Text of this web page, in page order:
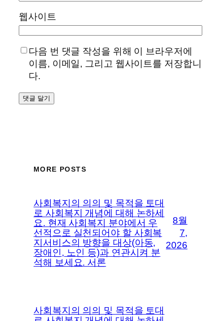
웹사이트
다음 번 댓글 작성을 위해 이 브라우저에
이름, 이메일, 그리고 웹사이트를 저장합니
다.
MORE POSTS
사회복지의 의의 및 목적을 토대
로 사회복지 개념에 대해 논하세
요. 현재 사회복지 분야에서 우
선적으로 실천되어야 할 사회복
지서비스의 방향을 대상(아동,
장애인, 노인 등)과 연관시켜 분
석해 보세요. 서론
8월
7,
2026
사회복지의 의의 및 목적을 토대